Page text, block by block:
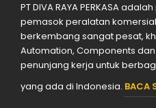
PT DIVA RAYA PERKASA
pemasok peralatan
berkembang sangat pesat,
Automation, Components
penunjang kerja untuk
yang ada di Indonesia. BACA